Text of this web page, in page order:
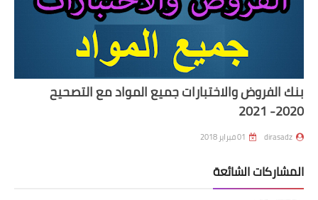
بنك الفروض والاختبارات جميع المواد مع التصحيح
2020- 2021
dirasadz 01 فبراير 2018
المشاركات الشائعة